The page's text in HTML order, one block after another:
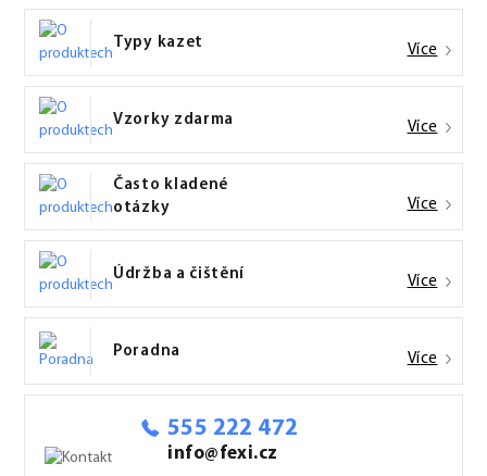
Typy kazet Více
Vzorky zdarma Více
Často kladené
otázky
Více
Údržba a čištění Více
Poradna Více
555 222 472
info@fexi.cz